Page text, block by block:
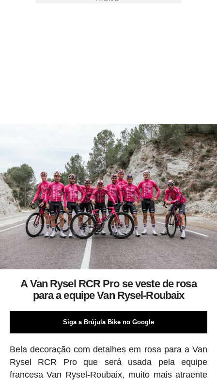
A Van Rysel RCR Pro se veste de rosa
para a equipe Van Rysel-Roubaix
Siga a Brújula Bike no Google
Bela decoração com detalhes em rosa para a Van
Rysel RCR Pro que será usada pela equipe
francesa Van Rysel-Roubaix, muito mais atraente